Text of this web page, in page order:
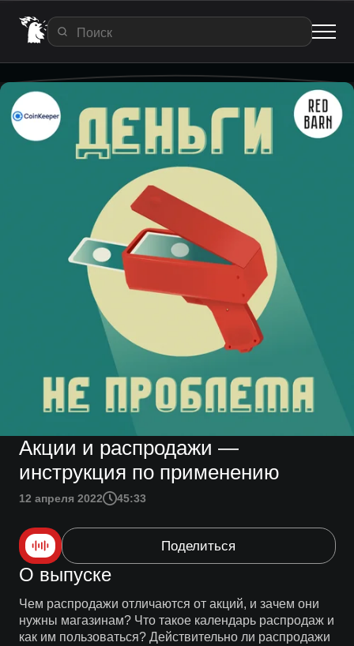
Акции и распродажи —
инструкция по применению
12 апреля 2022 45:33
Поделиться
О выпуске
Чем распродажи отличаются от акций, и зачем они
нужны магазинам? Что такое календарь распродаж и
как им пользоваться? Действительно ли распродажи